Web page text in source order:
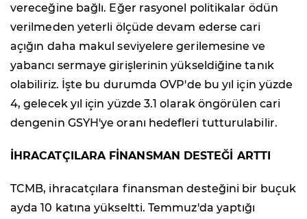
vereceğine bağlı. Eğer rasyonel politikalar ödün
verilmeden yeterli ölçüde devam ederse cari
açığın daha makul seviyelere gerilemesine ve
yabancı sermaye girişlerinin yükseldiğine tanık
olabiliriz. İşte bu durumda OVP'de bu yıl için yüzde
4, gelecek yıl için yüzde 3.1 olarak öngörülen cari
dengenin GSYH'ye oranı hedefleri tutturulabilir.
İHRACATÇILARA FİNANSMAN DESTEĞİ ARTTI
TCMB, ihracatçılara finansman desteğini bir buçuk
ayda 10 katına yükseltti. Temmuz'da yaptığı